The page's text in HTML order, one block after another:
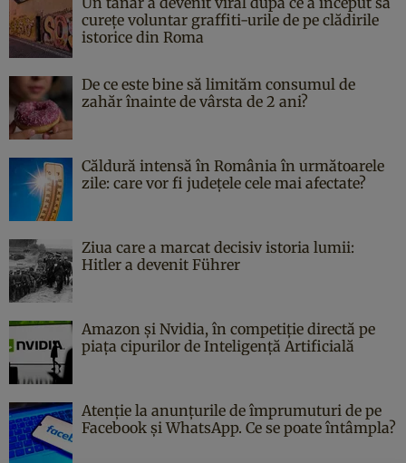
curețe voluntar graffiti-urile de pe clădirile
istorice din Roma
De ce este bine să limităm consumul de
zahăr înainte de vârsta de 2 ani?
Căldură intensă în România în următoarele
zile: care vor fi județele cele mai afectate?
Ziua care a marcat decisiv istoria lumii:
Hitler a devenit Führer
Amazon și Nvidia, în competiție directă pe
piața cipurilor de Inteligență Artificială
Atenție la anunțurile de împrumuturi de pe
Facebook și WhatsApp. Ce se poate întâmpla?